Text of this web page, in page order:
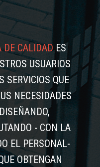
DE CALIDADES
USUARIOS
SERVICIOS QUE
NECESIDADES
- CON LA
EL PERSONAL-
OBTENGAN